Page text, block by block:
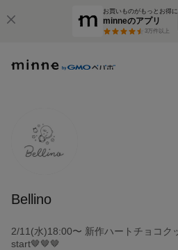
お買いものがもっとお得に
minneのアプリ
3万件以上
Bellino
2/11(水)18:00〜 新作ハートチョコク
start🤎🤎🤎